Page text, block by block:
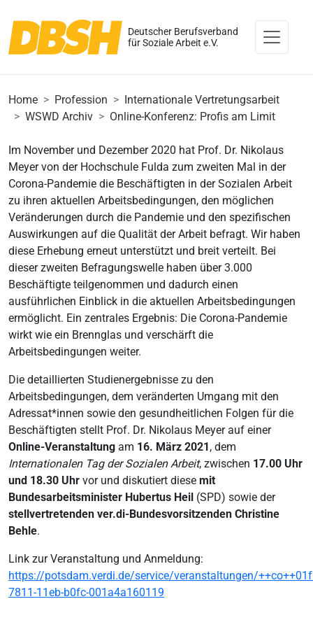
Deutscher Berufsverband
für Soziale Arbeit e.V.
Home Profession
Internationale Vertretungsarbeit
WSWD Archiv
Online-Konferenz: Profis am Limit
Im November und Dezember 2020 hat Prof. Dr. Nikolaus
Meyer von der Hochschule Fulda zum zweiten Mal in der
Corona-Pandemie die Beschäftigten in der Sozialen Arbeit
zu ihren aktuellen Arbeitsbedingungen, den möglichen
Veränderungen durch die Pandemie und den spezifischen
Auswirkungen auf die Qualität der Arbeit befragt. Wir haben
diese Erhebung erneut unterstützt und breit verteilt. Bei
dieser zweiten Befragungswelle haben über 3.000
Beschäftigte teilgenommen und dadurch einen
ausführlichen Einblick in die aktuellen Arbeitsbedingungen
ermöglicht. Ein zentrales Ergebnis: Die Corona-Pandemie
wirkt wie ein Brennglas und verschärft die
Arbeitsbedingungen weiter.
Die detaillierten Studienergebnisse zu den
Arbeitsbedingungen, dem veränderten Umgang mit den
Adressat*innen sowie den gesundheitlichen Folgen für die
Beschäftigten stellt Prof. Dr. Nikolaus Meyer auf einer
Online-Veranstaltung am 16. März 2021, dem
Internationalen Tag der Sozialen Arbeit, zwischen 17.00 Uhr
und 18.30 Uhr vor und diskutiert diese mit
Bundesarbeitsminister Hubertus Heil (SPD) sowie der
stellvertretenden ver.di-Bundesvorsitzenden Christine
Behle.
Link zur Veranstaltung und Anmeldung:
https://potsdam.verdi.de/service/veranstaltungen/
7811-11eb-b0fc-001a4a160119